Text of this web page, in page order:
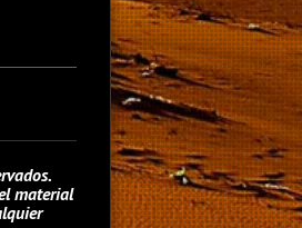
material